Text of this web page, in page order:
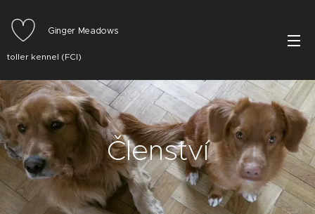
Ginger Meadows
toller kennel (FCI)
Členství